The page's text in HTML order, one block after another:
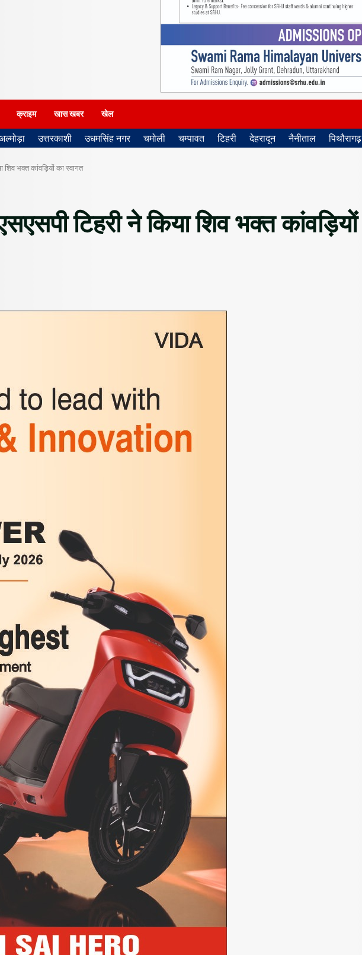
क्राइम खास खबर खेल
उत्तरकाशी उधमसिंह नगर चमोली चम्पावत टिहरी देहरादून नैनीताल पिथौरागढ़
शिव भक्त कांवड़ियों का स्वागत
टिहरी ने किया शिव भक्त कांवड़ियों